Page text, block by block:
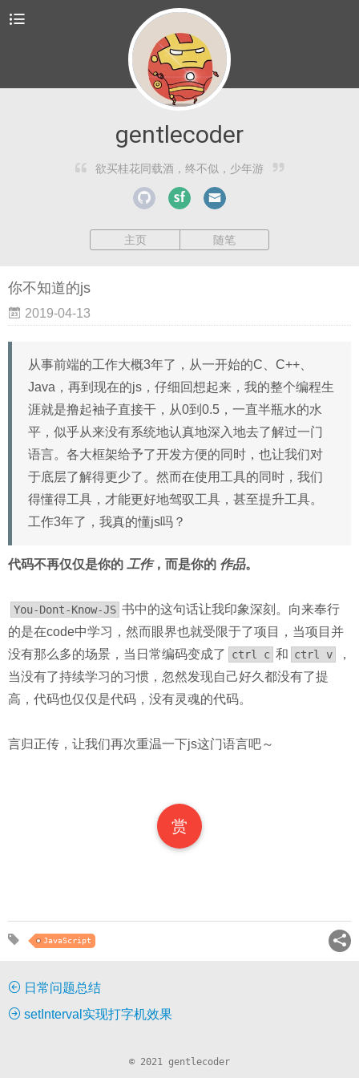
gentlecoder
欲买桂花同载酒，终不似，少年游
主页 随笔
你不知道的js
2019-04-13
从事前端的工作大概3年了，从一开始的C、C++、
Java，再到现在的js，仔细回想起来，我的整个编程生
涯就是撸起袖子直接干，从0到0.5，一直半瓶水的水
平，似乎从来没有系统地认真地深入地去了解过一门
语言。各大框架给予了开发方便的同时，也让我们对
于底层了解得更少了。然而在使用工具的同时，我们
得懂得工具，才能更好地驾驭工具，甚至提升工具。
工作3年了，我真的懂js吗？
代码不再仅仅是你的 工作，而是你的 作品。
You-Dont-Know-JS 书中的这句话让我印象深刻。向来奉行
的是在code中学习，然而眼界也就受限于了项目，当项目并
没有那么多的场景，当日常编码变成了
ctrl c 和 ctrl v
，
当没有了持续学习的习惯，忽然发现自己好久都没有了提
高，代码也仅仅是代码，没有灵魂的代码。
言归正传，让我们再次重温一下js这门语言吧～
赏
JavaScript
日常问题总结
setInterval实现打字机效果
© 2021 gentlecoder